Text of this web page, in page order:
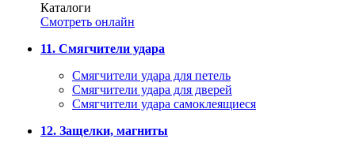
Каталоги
Смотреть онлайн
11. Смягчители удара
Смягчители удара для петель
Смягчители удара для дверей
Cмягчители удара самоклеящиеся
12. Защелки, магниты